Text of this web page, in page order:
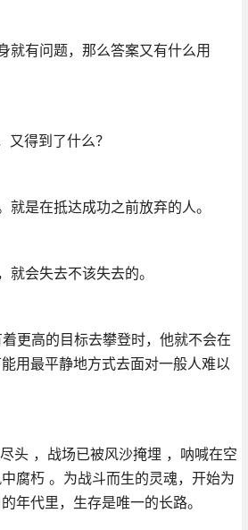
就有问题，那么答案又有什么用
又得到了什么？
就是在抵达成功之前放弃的人。
会失去不该失去的。
更高的目标去攀登时，他就不会在
用最平静地方式去面对一般人难以
头 ，战场已被风沙掩埋 ，呐喊在空
腐朽 。为战斗而生的灵魂，开始为
年代里，生存是唯一的长路。